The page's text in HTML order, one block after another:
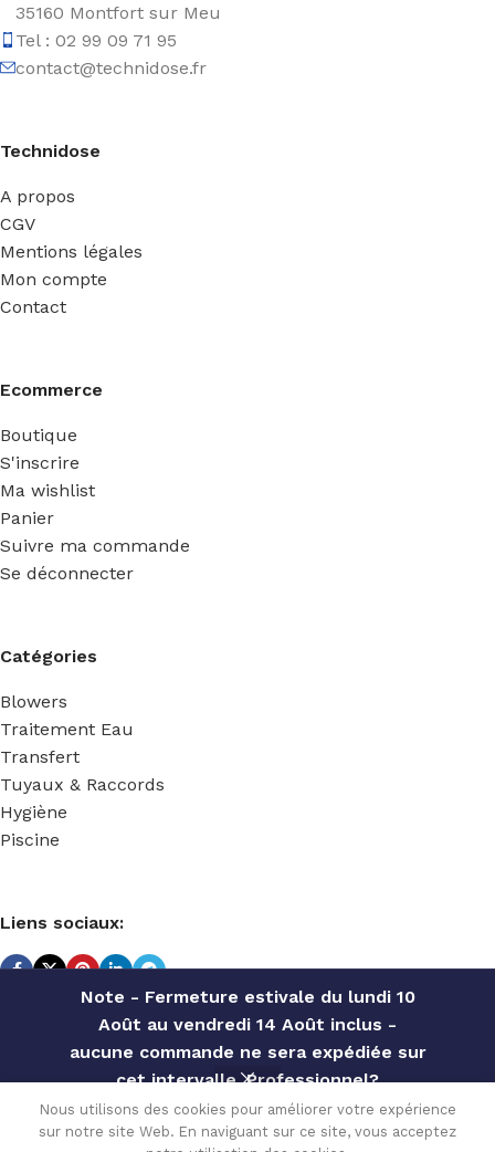
Note - Fermeture estivale du lundi 10
Août au vendredi 14 Août inclus -
aucune commande ne sera expédiée sur
cet intervalle. Professionnel?
Contactez notre service commercial
pour des offres personnalisées, des
35160 Montfort sur Meu
Tel : 02 99 09 71 95
contact@technidose.fr
Technidose
A propos
CGV
Mentions légales
Mon compte
Contact
Ecommerce
Boutique
S'inscrire
Ma wishlist
Panier
Suivre ma commande
Se déconnecter
Catégories
Blowers
Traitement Eau
Transfert
Tuyaux & Raccords
Hygiène
Piscine
Liens sociaux:
TECHNIDOSE 2022 Réalisé parACS INFORMATIQUE
Nous utilisons des cookies pour améliorer votre expérience
sur notre site Web. En naviguant sur ce site, vous acceptez
TEKBA-R EMG
803 WIFI
1,260.00€
Disponible